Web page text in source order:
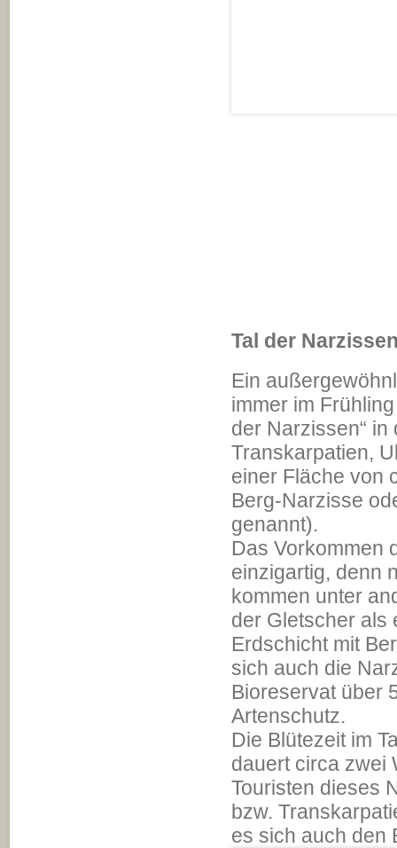
Tal der
Ein
immer im
der Narzissen“
Transkarpatien,
einer Fläche von
Berg-Narzisse
genannt).
Das Vorkommen
einzigartig, denn
kommen unter
der Gletscher als
Erdschicht mit
sich auch die
Bioreservat über
Artenschutz.
Die Blütezeit im
dauert circa zwei
Touristen dieses
bzw.
es sich auch den